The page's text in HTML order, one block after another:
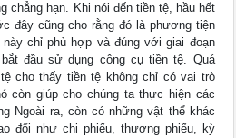
chẳng hạn. Khi nói đến tiền tệ, hầu hết
đây cũng cho rằng đó là phương tiện
chỉ phù hợp và đúng với giai đoạn
đầu sử dụng công cụ tiền tệ. Quá
cho thấy tiền tệ không chỉ có vai trò
còn giúp cho chúng ta thực hiện các
Ngoài ra, còn có những vật thể khác
đổi như chi phiếu, thương phiếu, kỳ